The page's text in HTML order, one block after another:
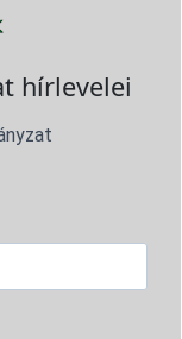
hírlevelei